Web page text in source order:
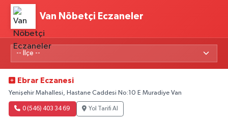
Van Nöbetçi Eczaneler
Ebrar Eczanesi
Yenişehir Mahallesi, Hastane Caddesi No:10 E Muradiye Van
0 (546) 403 34 69 Yol Tarifi Al